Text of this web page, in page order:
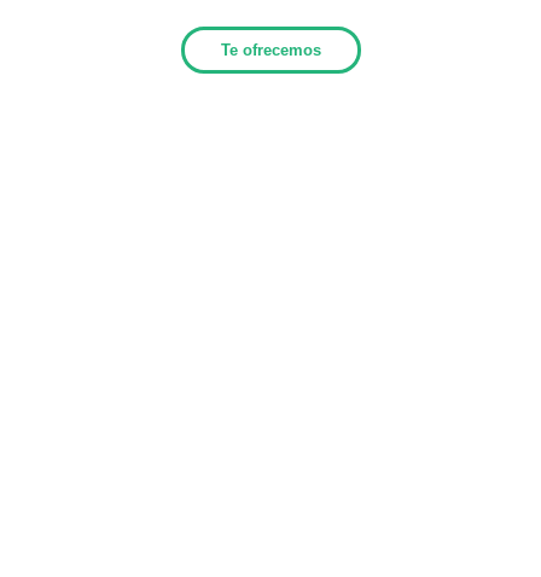
Te ofrecemos